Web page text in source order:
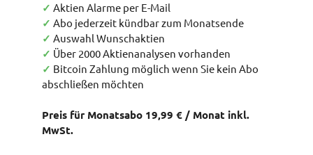
✓ Aktien Alarme per E-Mail
✓ Abo jederzeit kündbar zum Monatsende
✓ Auswahl Wunschaktien
✓ Über 2000 Aktienanalysen vorhanden
✓ Bitcoin Zahlung möglich wenn Sie kein Abo
abschließen möchten
Preis für Monatsabo 19,99 € / Monat inkl.
MwSt.